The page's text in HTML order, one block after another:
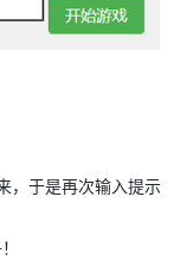
，于是再次输入提示